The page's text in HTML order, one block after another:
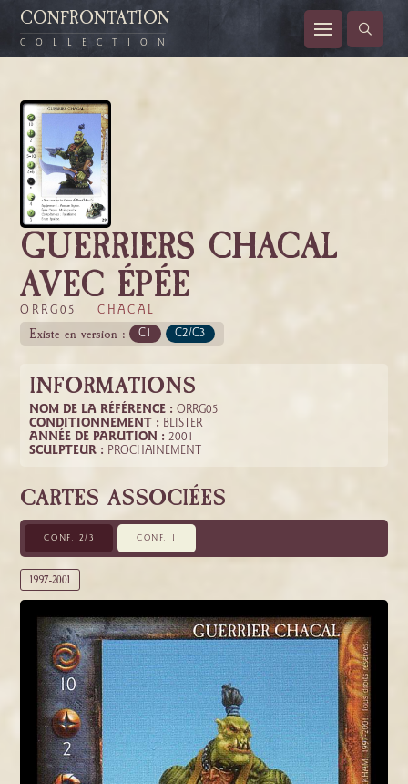
CONFRONTATION
COLLECTION
GUERRIERS CHACAL
AVEC ÉPÉE
ORRG05 | CHACAL
Existe en version : C1 C2/C3
INFORMATIONS
NOM DE LA RÉFÉRENCE : ORRG05
CONDITIONNEMENT : BLISTER
ANNÉE DE PARUTION : 2001
SCULPTEUR : PROCHAINEMENT
CARTES ASSOCIÉES
CONF. 2/3 CONF. 1
1997-2001